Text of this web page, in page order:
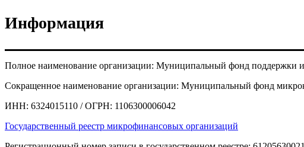
Информация
Полное наименование организации: Муниципальный фонд поддержки и
Cокращенное наименование организации: Муниципальный фонд
ИНН: 6324015110 / ОГРН: 1106300006042
Государственный реестр микрофинансовых организаций